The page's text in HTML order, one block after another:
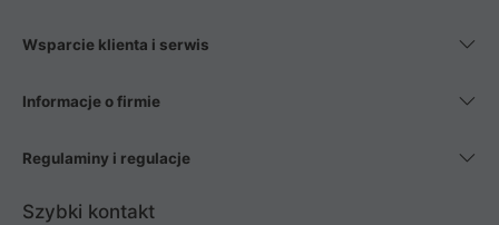
Wsparcie klienta i serwis
Informacje o firmie
Regulaminy i regulacje
Szybki kontakt